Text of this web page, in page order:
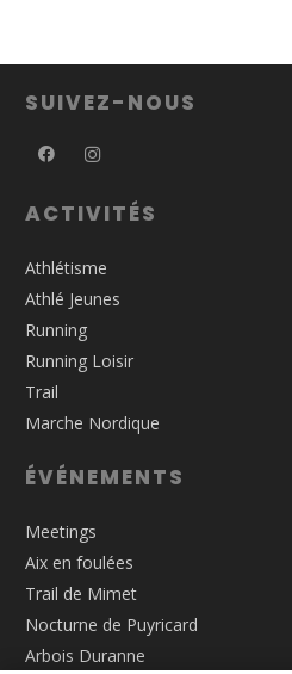
SUIVEZ-NOUS
ACTIVITÉS
Athlétisme
Athlé Jeunes
Running
Running Loisir
Trail
Marche Nordique
ÉVÉNEMENTS
Meetings
Aix en foulées
Trail de Mimet
Nocturne de Puyricard
Arbois Duranne